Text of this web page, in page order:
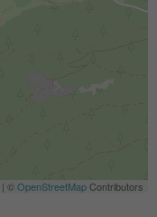
| ©OpenStreetMapContributors